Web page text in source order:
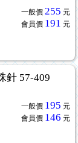
一般價 255 元
會員價 191 元
針 57-409
一般價 195 元
會員價 146 元